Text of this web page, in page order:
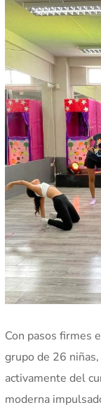
Con pasos firmes
grupo de 26
activamente del
moderna